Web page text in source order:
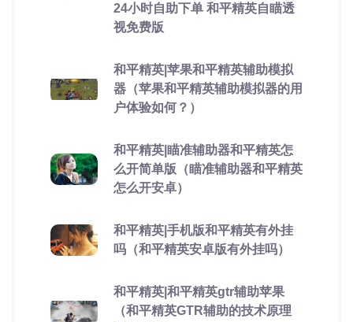
24小时自助下单 和平精英自瞄透
视免费版
和平精英|苹果和平精英辅助模拟
器（苹果和平精英辅助模拟器的用
户体验如何？）
和平精英|瞄准辅助器和平精英怎
么开简单版（瞄准辅助器和平精英
怎么开安卓）
和平精英|手机版和平精英有外挂
吗（和平精英安卓版有外挂吗）
和平精英|和平精英gtr辅助苹果
（和平精英GTR辅助的技术原理